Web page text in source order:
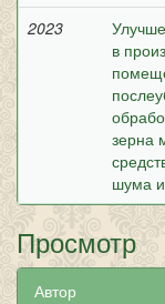
2023
в
зерна
шума
Просмотр
Автор